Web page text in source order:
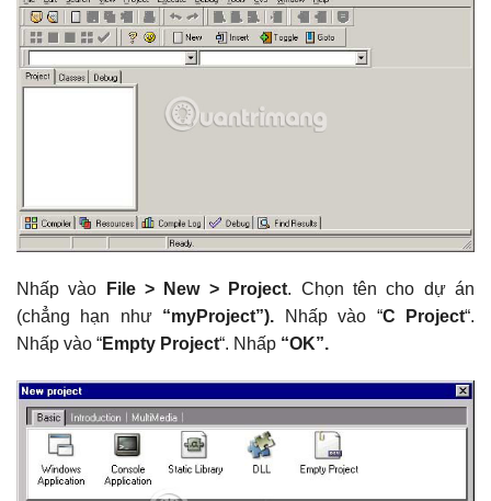
Nhấp vào File > New > Project. Chọn tên cho dự án
(chẳng hạn như “myProject”). Nhấp vào “C Project“.
Nhấp vào “Empty Project“. Nhấp “OK”.